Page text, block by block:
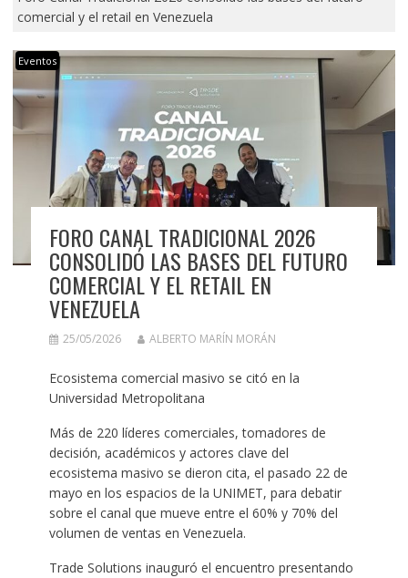
comercial y el retail en Venezuela
Eventos
FORO CANAL TRADICIONAL 2026
CONSOLIDÓ LAS BASES DEL FUTURO
COMERCIAL Y EL RETAIL EN
VENEZUELA
25/05/2026 ALBERTO MARÍN MORÁN
Ecosistema comercial masivo se citó en la
Universidad Metropolitana
Más de 220 líderes comerciales, tomadores de
decisión, académicos y actores clave del
ecosistema masivo se dieron cita, el pasado 22 de
mayo en los espacios de la UNIMET, para debatir
sobre el canal que mueve entre el 60% y 70% del
volumen de ventas en Venezuela.
Trade Solutions inauguró el encuentro presentando